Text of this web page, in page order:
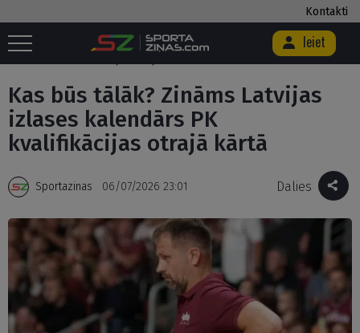
Kontakti
Ieiet
Sākums Basketbols / Kas būs tālāk? Zināms Latvijas izlases
Kas būs tālāk? Zināms Latvijas
izlases kalendārs PK
kvalifikācijas otrajā kārtā
Sportazinas 06/07/2026 23:01 Dalies